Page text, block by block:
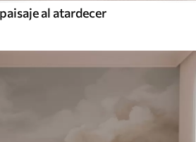
al atardecer